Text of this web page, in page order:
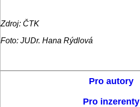
Zdroj: ČTK
Foto: JUDr. Hana Rýdlová
Pro autory
Pro inzerenty